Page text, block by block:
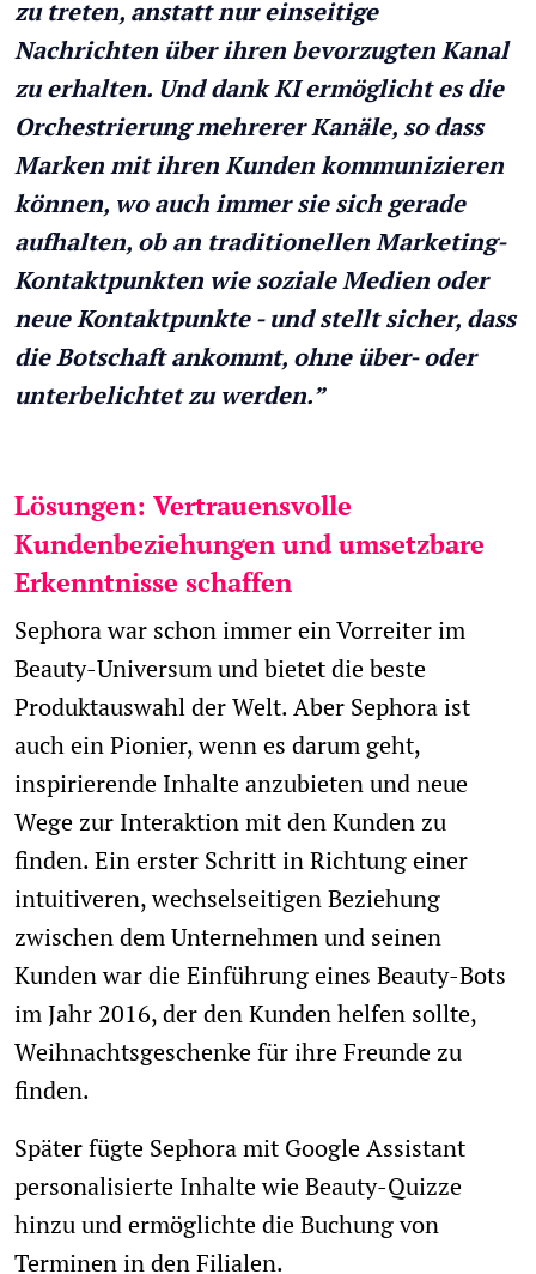
zu treten, anstatt nur einseitige
Nachrichten über ihren bevorzugten Kanal
zu erhalten. Und dank KI ermöglicht es die
Orchestrierung mehrerer Kanäle, so dass
Marken mit ihren Kunden kommunizieren
können, wo auch immer sie sich gerade
aufhalten, ob an traditionellen Marketing-
Kontaktpunkten wiesoziale Medien oder
neue Kontaktpunkte - und stellt sicher, dass
die Botschaft ankommt, ohne über- oder
unterbelichtet zu werden.”
Lösungen: Vertrauensvolle
Kundenbeziehungen und umsetzbare
Erkenntnisse schaffen
Sephora war schon immer ein Vorreiter im
Beauty-Universum und bietet die beste
Produktauswahl der Welt. Aber Sephora ist
auch ein Pionier, wenn es darum geht,
inspirierende Inhalte anzubieten und neue
Wege zur Interaktion mit den Kunden zu
finden. Ein erster Schritt in Richtung einer
intuitiveren, wechselseitigen Beziehung
zwischen dem Unternehmen und seinen
Kunden war die Einführung eines Beauty-Bots
im Jahr 2016, der den Kunden helfen sollte,
Weihnachtsgeschenke für ihre Freunde zu
finden.
Später fügte Sephora mit Google Assistant
personalisierte Inhalte wie Beauty-Quizze
hinzu und ermöglichte die Buchung von
Terminen in den Filialen.